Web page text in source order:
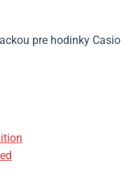
pre hodinky Casio